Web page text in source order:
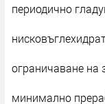
периодично
ограничаване на
минимално